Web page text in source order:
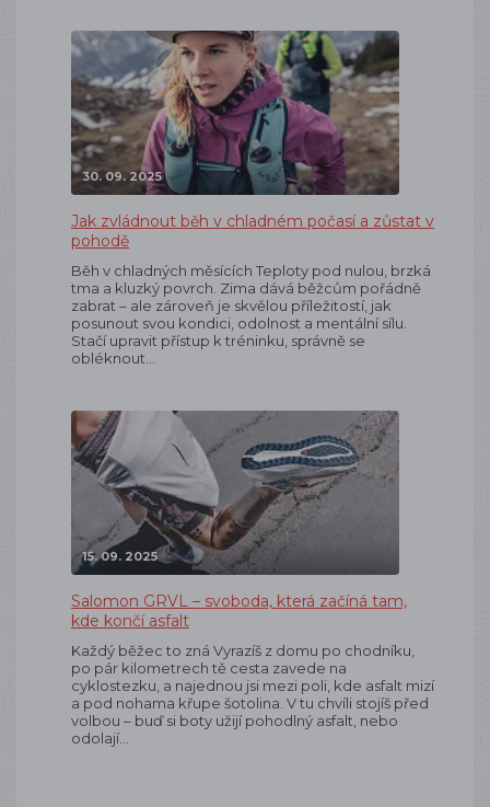
30. 09. 2025
Jak zvládnout běh v chladném počasí a zůstat v
pohodě
Běh v chladných měsících Teploty pod nulou, brzká
tma a kluzký povrch. Zima dává běžcům pořádně
zabrat – ale zároveň je skvělou příležitostí, jak
posunout svou kondici, odolnost a mentální sílu.
Stačí upravit přístup k tréninku, správně se
obléknout…
15. 09. 2025
Salomon GRVL – svoboda, která začíná tam,
kde končí asfalt
Každý běžec to zná Vyrazíš z domu po chodníku,
po pár kilometrech tě cesta zavede na
cyklostezku, a najednou jsi mezi poli, kde asfalt mizí
a pod nohama křupe šotolina. V tu chvíli stojíš před
volbou – buď si boty užijí pohodlný asfalt, nebo
odolají…